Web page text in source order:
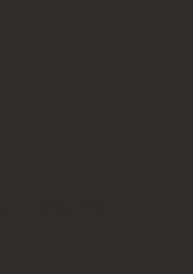
er en ny og
der
for kunstig
online.